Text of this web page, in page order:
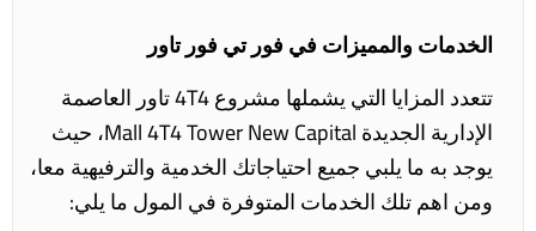
الخدمات والمميزات في فور تي فور تاور
تتعدد المزايا التي يشملها مشروع 4T4 تاور العاصمة
الإدارية الجديدة
Mall 4T4 Tower New Capital، حيث
يوجد به ما يلبي جميع احتياجاتك الخدمية والترفيهية معا،
ومن اهم تلك الخدمات المتوفرة في المول ما يلي: